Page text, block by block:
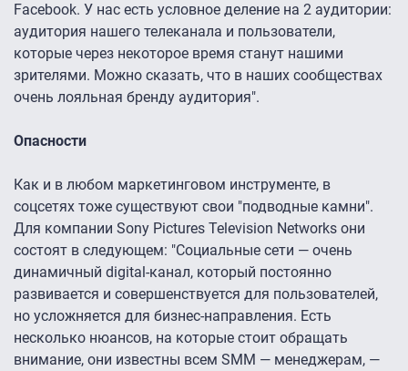
Facebook. У нас есть условное деление на 2 аудитории:
аудитория нашего телеканала и пользователи,
которые через некоторое время станут нашими
зрителями. Можно сказать, что в наших сообществах
очень лояльная бренду аудитория".
Опасности
Как и в любом маркетинговом инструменте, в
соцсетях тоже существуют свои "подводные камни".
Для компании Sony Pictures Television Networks они
состоят в следующем: "Социальные сети — очень
динамичный digital-канал, который постоянно
развивается и совершенствуется для пользователей,
но усложняется для бизнес-направления. Есть
несколько нюансов, на которые стоит обращать
внимание, они известны всем SMM — менеджерам, —